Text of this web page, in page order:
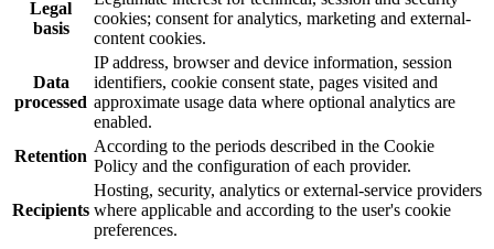
Legal
basis
cookies; consent for analytics, marketing and external-
content cookies.
Data
processed
IP address, browser and device information, session
identifiers, cookie consent state, pages visited and
approximate usage data where optional analytics are
enabled.
Retention
According to the periods described in the Cookie
Policy and the configuration of each provider.
Recipients
Hosting, security, analytics or external-service providers
where applicable and according to the user's cookie
preferences.